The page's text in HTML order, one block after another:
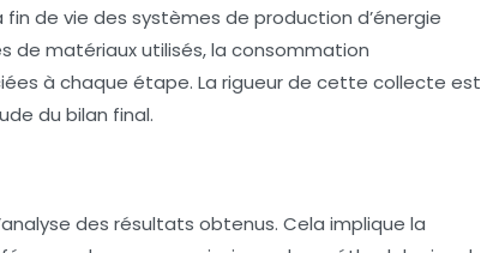
de vie des systèmes de production d’énergie
de matériaux utilisés, la consommation
à chaque étape. La rigueur de cette collecte est
du bilan final.
des résultats obtenus. Cela implique la